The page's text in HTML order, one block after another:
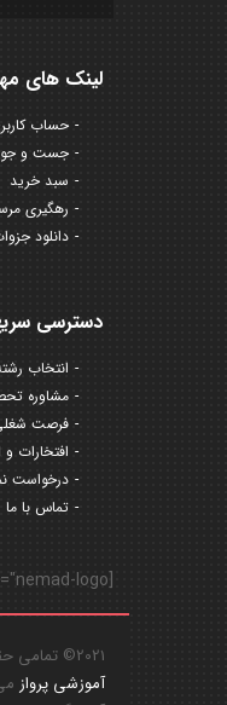
لینک های
حساب
جست و جو
سبد خرید
رهگیری
دانلود
دسترسی
انتخاب رشته
مشاوره
فرصت
افتخارات و
درخواست
تماس با ما
[rev_slider alias="nemad-logo"]
2021© تمامی حقوق این سایت متعلق به
آموزشی پرواز